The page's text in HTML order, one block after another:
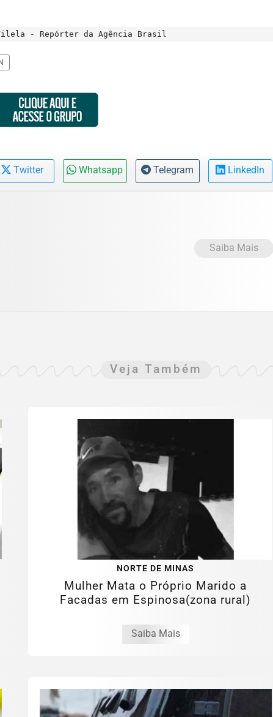
- Repórter da Agência Brasil
Twitter Whatsapp Telegram LinkedIn
Saiba Mais
Veja Também
NORTE DE MINAS
Mulher Mata o Próprio Marido a
Facadas em Espinosa(zona rural)
Saiba Mais